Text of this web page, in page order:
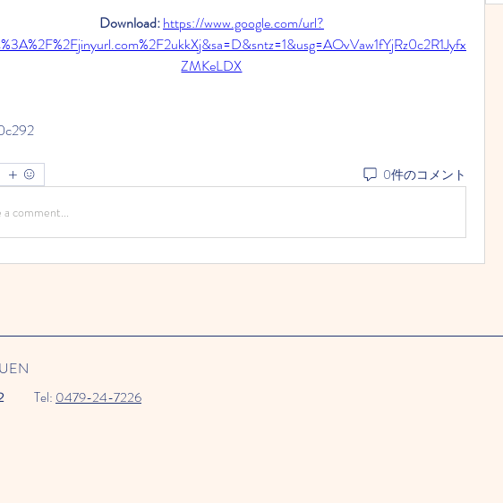
Download: https://www.google.com/url?
ZMKeLDX
0件のコメント
comment...
Tel: 0479-24-7226